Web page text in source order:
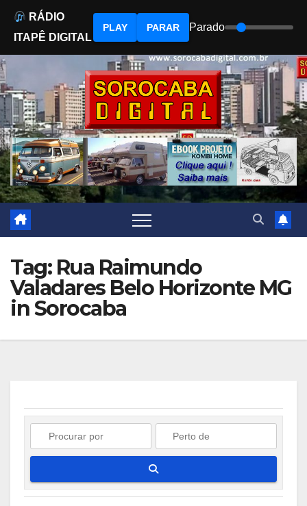
to
content
Tag: Rua Raimundo
Valadares Belo Horizonte MG
in Sorocaba
RÁDIO
ITAPÊ DIGITAL
PLAY PARAR Parado